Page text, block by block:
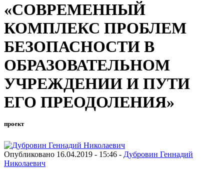
«СОВРЕМЕННЫЙ
КОМПЛЕКС ПРОБЛЕМ
БЕЗОПАСНОСТИ В
ОБРАЗОВАТЕЛЬНОМ
УЧРЕЖДЕНИИ И ПУТИ
ЕГО ПРЕОДОЛЕНИЯ»
проект
Опубликовано 16.04.2019 - 15:46 - Дубровин Геннадий
Николаевич